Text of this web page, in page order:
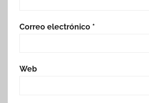
Correo electrónico *
Web